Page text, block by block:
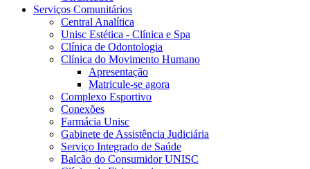
Serviços Comunitários
Central Analítica
Unisc Estética - Clínica e Spa
Clínica de Odontologia
Clínica do Movimento Humano
Apresentação
Matricule-se agora
Complexo Esportivo
Conexões
Farmácia Unisc
Gabinete de Assistência Judiciária
Serviço Integrado de Saúde
Balcão do Consumidor UNISC